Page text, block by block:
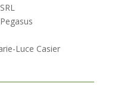
Luce Casier